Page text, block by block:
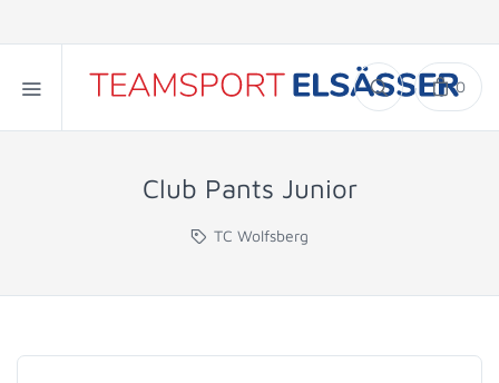
0
Club Pants Junior
TC Wolfsberg